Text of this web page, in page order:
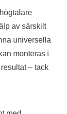
av särskilt
universella
monteras i
– tack